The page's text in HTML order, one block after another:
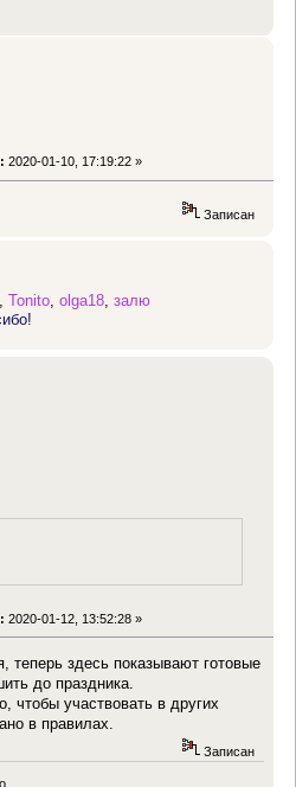
2020-01-10, 17:19:22 »
Записан
,Tonito,olga18,залю
2020-01-12, 13:52:28 »
теперь здесь показывают готовые
до праздника.
чтобы участвовать в других
в правилах.
Записан